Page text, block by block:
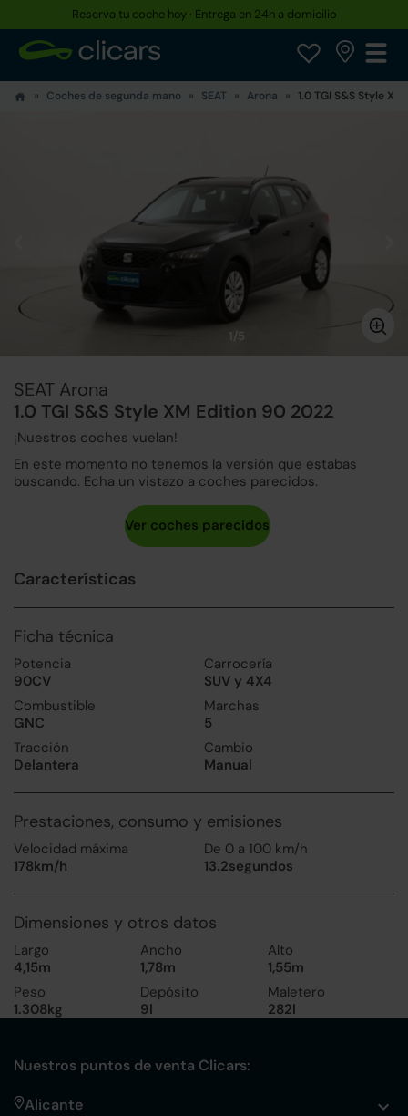
Reserva tu coche hoy · Entrega en 24h a domicilio
Coches de segunda mano SEAT Arona 1.0 TGI S&S Style
1/5
SEAT Arona
1.0 TGI S&S Style XM Edition 90 2022
¡Nuestros coches vuelan!
En este momento no tenemos la versión que estabas
buscando. Echa un vistazo a coches parecidos.
Características
Ficha técnica
Potencia
90CV
Carrocería
SUV y 4X4
Combustible
GNC
Marchas
5
Tracción
Delantera
Cambio
Manual
Prestaciones, consumo y emisiones
Velocidad máxima
178km/h
De 0 a 100 km/h
13.2segundos
Dimensiones y otros datos
Largo
4,15m
Ancho
1,78m
Alto
1,55m
Peso
1.308kg
Depósito
9l
Maletero
282l
Nuestros puntos de venta Clicars:
Alicante